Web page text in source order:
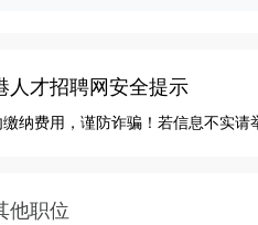
人才招聘网安全提示
纳费用，谨防诈骗！若信息不实请
他职位